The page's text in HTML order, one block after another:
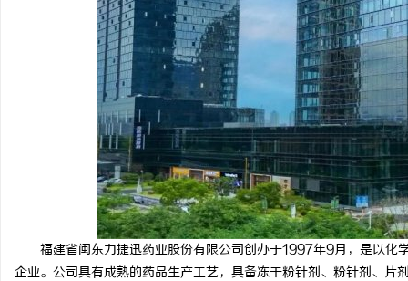
福建省闽东力捷迅药业股份有限公司创办于1997年9月，是以化
企业。公司具有成熟的药品生产工艺，具备冻干粉针剂、粉针剂、